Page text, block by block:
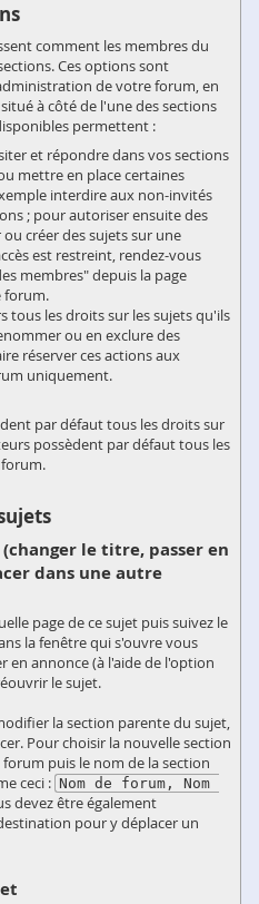
comment les membres du
Ces options sont
de votre forum, en
à côté de l'une des sections
permettent :
et répondre dans vos sections
mettre en place certaines
interdire aux non-invités
; pour autoriser ensuite des
créer des sujets sur une
est restreint, rendez-vous
membres" depuis la page
forum.
tous les droits sur les sujets qu'ils
ou en exclure des
réserver ces actions aux
uniquement.
par défaut tous les droits sur
possèdent par défaut tous les
le titre, passer en
dans une autre
page de ce sujet puis suivez le
la fenêtre qui s'ouvre vous
en annonce (à l'aide de l'option
le sujet.
la section parente du sujet,
Pour choisir la nouvelle section
puis le nom de la section
ceci : Nom de forum, Nom
devez être également
pour y déplacer un